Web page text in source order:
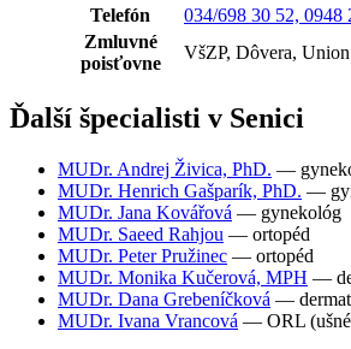
Telefón
034/698 30 52, 0948
Zmluvné
poisťovne
VšZP, Dôvera, Union
Ďalší špecialisti v Senici
MUDr. Andrej Živica, PhD. —
MUDr. Henrich Gašparík, PhD. —
MUDr. Jana Kovářová — gynekológ
MUDr. Saeed Rahjou — ortopéd
MUDr. Peter Pružinec — ortopéd
MUDr. Monika Kučerová, MPH —
MUDr. Dana Grebeníčková —
MUDr. Ivana Vrancová — ORL